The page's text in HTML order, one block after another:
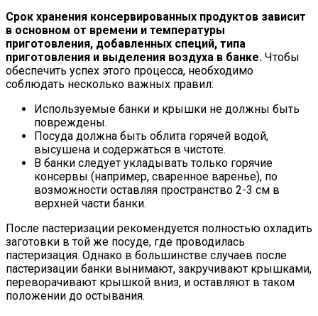
Срок хранения консервированных продуктов зависит
в основном от времени и температуры
приготовления, добавленных специй, типа
приготовления и выделения воздуха в банке. Чтобы
обеспечить успех этого процесса, необходимо
соблюдать несколько важных правил:
Используемые банки и крышки не должны быть
повреждены.
Посуда должна быть облита горячей водой,
высушена и содержаться в чистоте.
В банки следует укладывать только горячие
консервы (например, сваренное варенье), по
возможности оставляя пространство 2-3 см в
верхней части банки.
После пастеризации рекомендуется полностью охладить
заготовки в той же посуде, где проводилась
пастеризация. Однако в большинстве случаев после
пастеризации банки вынимают, закручивают крышками,
переворачивают крышкой вниз, и оставляют в таком
положении до остывания.